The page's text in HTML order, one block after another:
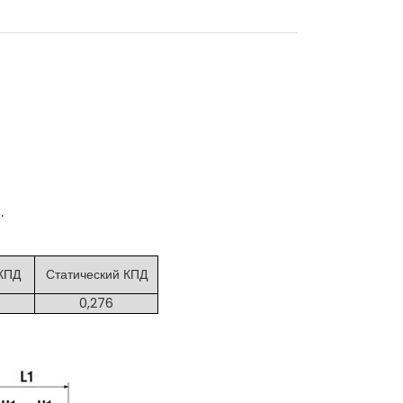
Статический КПД
0,276